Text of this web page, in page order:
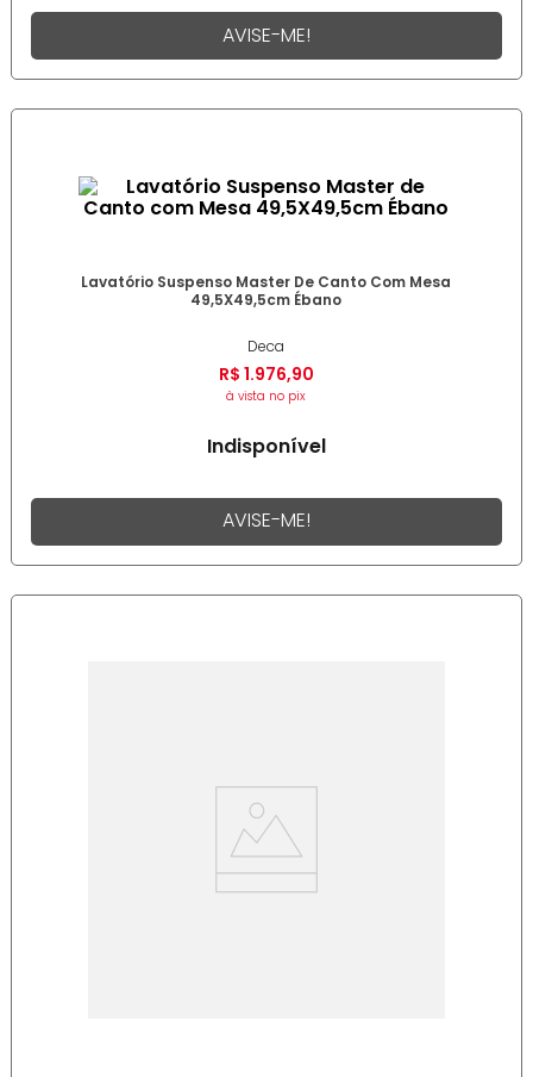
AVISE-ME!
Lavatório Suspenso Master De Canto Com Mesa
49,5X49,5cm Ébano
Deca
R$ 1.976,90
à vista no pix
Indisponível
AVISE-ME!